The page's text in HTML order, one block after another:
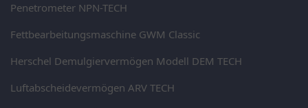
Penetrometer NPN-TECH
Fettbearbeitungsmaschine GWM Classic
Herschel Demulgiervermögen Modell DEM TECH
Luftabscheidevermögen ARV TECH